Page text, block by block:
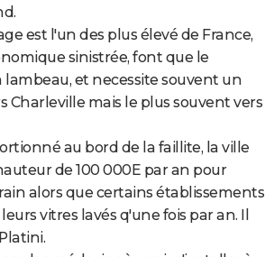
est l'un des plus élevé de France,
sinistrée, font que le
et necessite souvent un
Charleville mais le plus souvent vers
au bord de la faillite, la ville
de 100 000E par an pour
alors que certains établissements
vitres lavés q'une fois par an. Il